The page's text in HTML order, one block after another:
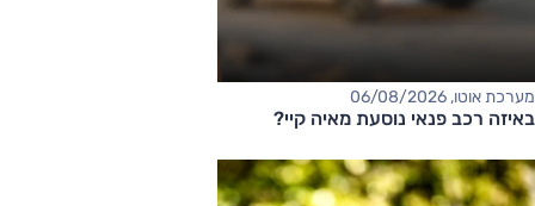
מערכת אוטו, 06/08/2026
באיזה רכב פנאי נוסעת מאיה קיי?